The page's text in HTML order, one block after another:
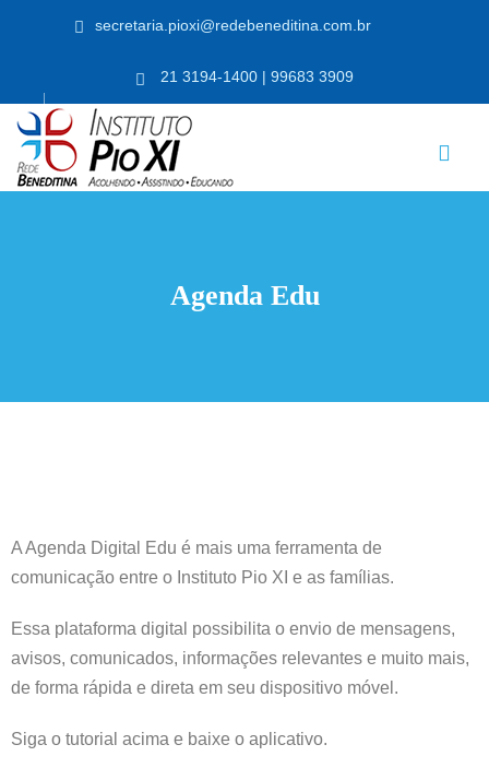
secretaria.pioxi@redebeneditina.com.br
21 3194-1400 | 99683 3909
Agenda Edu
A Agenda Digital Edu é mais uma ferramenta de
comunicação entre o Instituto Pio XI e as famílias.
Essa plataforma digital possibilita o envio de mensagens,
avisos, comunicados, informações relevantes e muito mais,
de forma rápida e direta em seu dispositivo móvel.
Siga o tutorial acima e baixe o aplicativo.